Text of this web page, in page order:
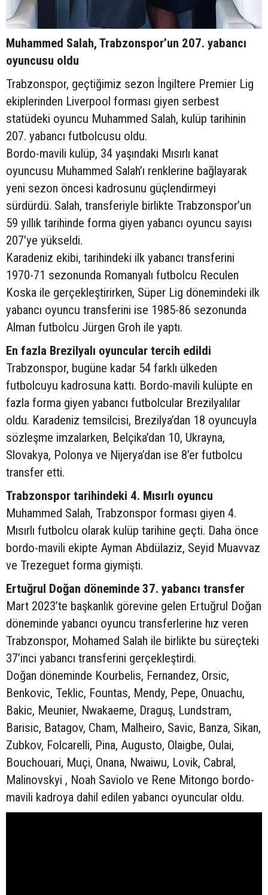
Muhammed Salah, Trabzonspor’un 207. yabancı
oyuncusu oldu
Trabzonspor, geçtiğimiz sezon İngiltere Premier Lig
ekiplerinden Liverpool forması giyen serbest
statüdeki oyuncu Muhammed Salah, kulüp tarihinin
207. yabancı futbolcusu oldu.
Bordo-mavili kulüp, 34 yaşındaki Mısırlı kanat
oyuncusu Muhammed Salah’ı renklerine bağlayarak
yeni sezon öncesi kadrosunu güçlendirmeyi
sürdürdü. Salah, transferiyle birlikte Trabzonspor’un
59 yıllık tarihinde forma giyen yabancı oyuncu sayısı
207’ye yükseldi.
Karadeniz ekibi, tarihindeki ilk yabancı transferini
1970-71 sezonunda Romanyalı futbolcu Reculen
Koska ile gerçekleştirirken, Süper Lig dönemindeki ilk
yabancı oyuncu transferini ise 1985-86 sezonunda
Alman futbolcu Jürgen Groh ile yaptı.
En fazla Brezilyalı oyuncular tercih edildi
Trabzonspor, bugüne kadar 54 farklı ülkeden
futbolcuyu kadrosuna kattı. Bordo-mavili kulüpte en
fazla forma giyen yabancı futbolcular Brezilyalılar
oldu. Karadeniz temsilcisi, Brezilya’dan 18 oyuncuyla
sözleşme imzalarken, Belçika’dan 10, Ukrayna,
Slovakya, Polonya ve Nijerya’dan ise 8’er futbolcu
transfer etti.
Trabzonspor tarihindeki 4. Mısırlı oyuncu
Muhammed Salah, Trabzonspor forması giyen 4.
Mısırlı futbolcu olarak kulüp tarihine geçti. Daha önce
bordo-mavili ekipte Ayman Abdülaziz, Seyid Muavvaz
ve Trezeguet forma giymişti.
Ertuğrul Doğan döneminde 37. yabancı transfer
Mart 2023’te başkanlık görevine gelen Ertuğrul Doğan
döneminde yabancı oyuncu transferlerine hız veren
Trabzonspor, Mohamed Salah ile birlikte bu süreçteki
37’inci yabancı transferini gerçekleştirdi.
Doğan döneminde Kourbelis, Fernandez, Orsic,
Benkovic, Teklic, Fountas, Mendy, Pepe, Onuachu,
Bakic, Meunier, Nwakaeme, Draguş, Lundstram,
Barisic, Batagov, Cham, Malheiro, Savic, Banza, Sikan,
Zubkov, Folcarelli, Pina, Augusto, Olaigbe, Oulai,
Bouchouari, Muçi, Onana, Nwaiwu, Lovik, Cabral,
Malinovskyi , Noah Saviolo ve Rene Mitongo bordo-
mavili kadroya dahil edilen yabancı oyuncular oldu.